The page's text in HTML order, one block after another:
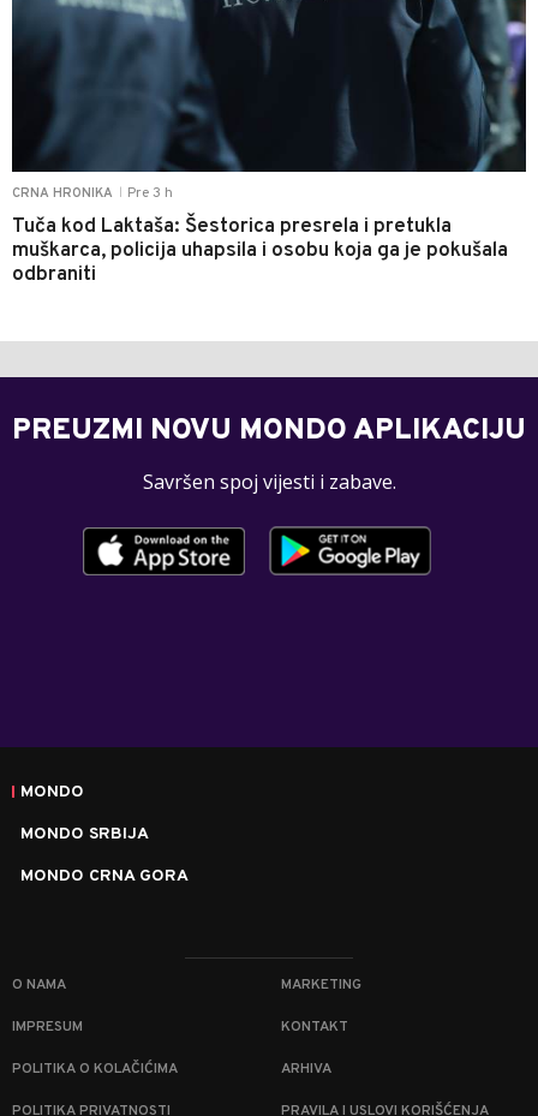
CRNA HRONIKA Pre 3 h
Tuča kod Laktaša: Šestorica presrela i pretukla
muškarca, policija uhapsila i osobu koja ga je pokušala
odbraniti
PREUZMI NOVU MONDO APLIKACIJU
Savršen spoj vijesti i zabave.
MONDO
MONDO SRBIJA
MONDO CRNA GORA
O NAMA MARKETING
IMPRESUM KONTAKT
POLITIKA O KOLAČIĆIMA ARHIVA
POLITIKA PRIVATNOSTI PRAVILA I USLOVI KORIŠĆENJA